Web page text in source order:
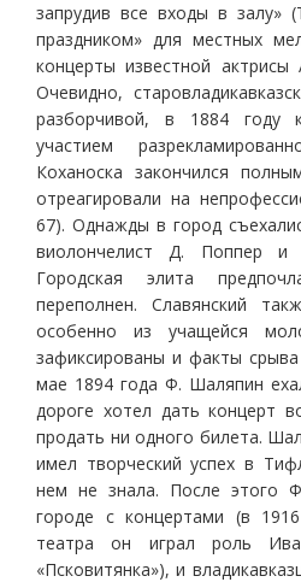
запрудив все входы в
праздником» для местных
концерты известной
Очевидно,
разборчивой, в 1884 году
участием
Коханоска закончился
отреагировали на
67). Однажды в город
виолончелист Д. Поппер
Городская элита
переполнен. Славянский
особенно из учащейся
зафиксированы и факты
мае 1894 года Ф. Шаляпин
дороге хотел дать концерт
продать ни одного билета.
имел творческий успех в
нем не знала. После этого
городе с концертами (в
театра он играл роль
«Псковитянка»), и